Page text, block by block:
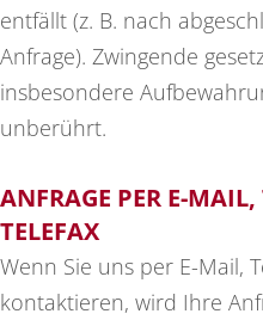
entfällt (z. B. nach
Anfrage). Zwingende
insbesondere
unberührt.
ANFRAGE PER E-
TELEFAX
Wenn Sie uns per E-Mail,
kontaktieren, wird Ihre